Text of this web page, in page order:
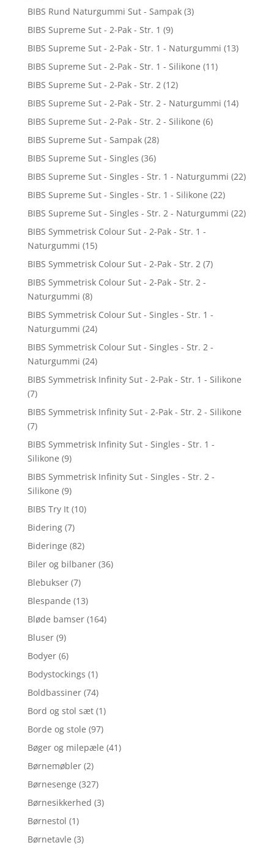
BIBS Rund Naturgummi Sut - Sampak (3)
BIBS Supreme Sut - 2-Pak - Str. 1 (9)
BIBS Supreme Sut - 2-Pak - Str. 1 - Naturgummi (13)
BIBS Supreme Sut - 2-Pak - Str. 1 - Silikone (11)
BIBS Supreme Sut - 2-Pak - Str. 2 (12)
BIBS Supreme Sut - 2-Pak - Str. 2 - Naturgummi (14)
BIBS Supreme Sut - 2-Pak - Str. 2 - Silikone (6)
BIBS Supreme Sut - Sampak (28)
BIBS Supreme Sut - Singles (36)
BIBS Supreme Sut - Singles - Str. 1 - Naturgummi (22)
BIBS Supreme Sut - Singles - Str. 1 - Silikone (22)
BIBS Supreme Sut - Singles - Str. 2 - Naturgummi (22)
BIBS Symmetrisk Colour Sut - 2-Pak - Str. 1 -
Naturgummi (15)
BIBS Symmetrisk Colour Sut - 2-Pak - Str. 2 (7)
BIBS Symmetrisk Colour Sut - 2-Pak - Str. 2 -
Naturgummi (8)
BIBS Symmetrisk Colour Sut - Singles - Str. 1 -
Naturgummi (24)
BIBS Symmetrisk Colour Sut - Singles - Str. 2 -
Naturgummi (24)
BIBS Symmetrisk Infinity Sut - 2-Pak - Str. 1 - Silikone
(7)
BIBS Symmetrisk Infinity Sut - 2-Pak - Str. 2 - Silikone
(7)
BIBS Symmetrisk Infinity Sut - Singles - Str. 1 -
Silikone (9)
BIBS Symmetrisk Infinity Sut - Singles - Str. 2 -
Silikone (9)
BIBS Try It (10)
Bidering (7)
Bideringe (82)
Biler og bilbaner (36)
Blebukser (7)
Blespande (13)
Bløde bamser (164)
Bluser (9)
Bodyer (6)
Bodystockings (1)
Boldbassiner (74)
Bord og stol sæt (1)
Borde og stole (97)
Bøger og milepæle (41)
Børnemøbler (2)
Børnesenge (327)
Børnesikkerhed (3)
Børnestol (1)
Børnetavle (3)